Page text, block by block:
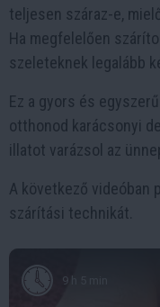
teljesen száraz-e,
Ha megfelelően
szeleteknek legalább
Ez a gyors és
otthonod karácsonyi
illatot varázsol az
A következő videóban
szárítási technikát.
9 h 5 min